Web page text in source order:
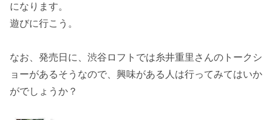
になります。
遊びに行こう。
なお、発売日に、渋谷ロフトでは糸井重里さんのトークシ
ョーがあるそうなので、興味がある人は行ってみてはいか
がでしょうか？